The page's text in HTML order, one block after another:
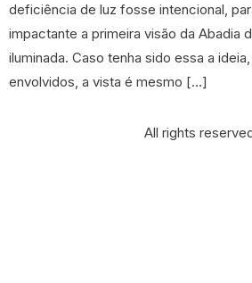
deficiência de luz fosse intencional,
impactante a primeira visão da Abadia
iluminada. Caso tenha sido essa a
envolvidos, a vista é mesmo […]
All rights